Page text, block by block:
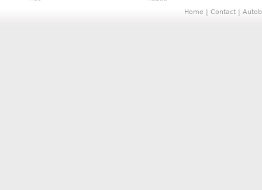
Home | Contact |